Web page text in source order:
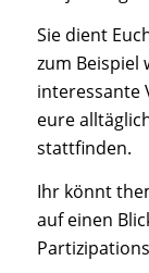
Sie dient
zum Beispiel
interessante
eure
stattfinden.
Ihr könnt
auf einen